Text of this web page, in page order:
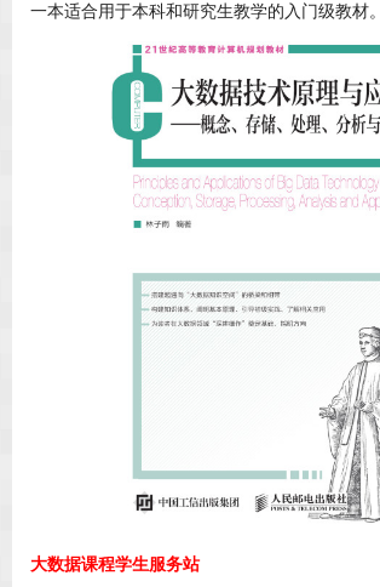
一本适合用于本科和研究生教学的入门级教材。
大数据课程学生服务站